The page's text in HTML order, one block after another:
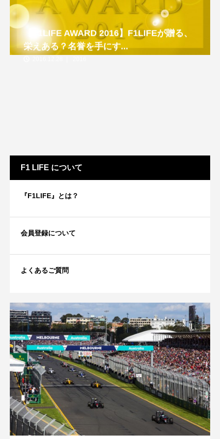
【F1LIFE AWARD 2016】F1LIFEが贈る、
栄えある？名誉を手にす...
F1 LIFE について
『F1LIFE』とは？
会員登録について
よくあるご質問